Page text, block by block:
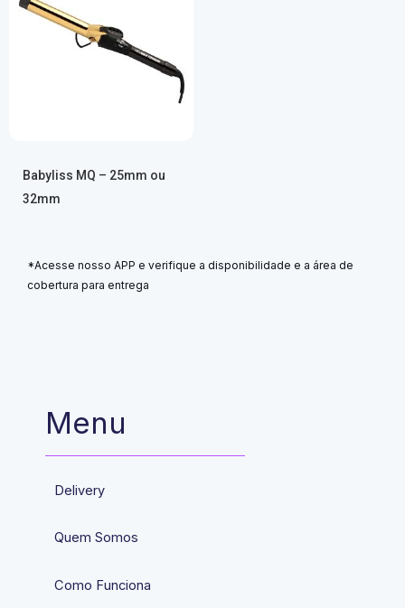
Babyliss MQ – 25mm ou
32mm
*Acesse nosso APP e verifique a disponibilidade e a área de
cobertura para entrega
Menu
Delivery
Quem Somos
Como Funciona